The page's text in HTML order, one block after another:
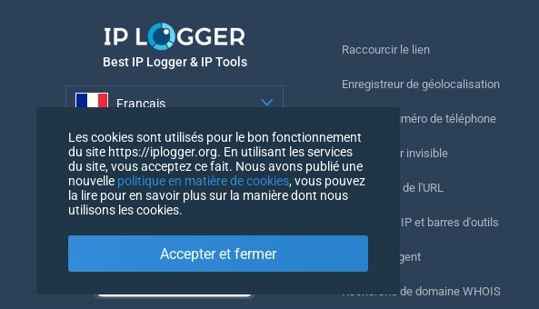
Best IP Logger & IP Tools
Français
Français
Raccourcir le lien
Enregistreur de géolocalisation
Suivre le numéro de téléphone
Enregistreur invisible
Vérification de l'URL
Compteurs IP et barres d'outils
Mon UserAgent
Recherche de domaine WHOIS
Les cookies sont utilisés pour le bon fonctionnement
du site https://iplogger.org. En utilisant les services
du site, vous acceptez ce fait. Nous avons publié une
nouvelle politique en matière de cookies, vous pouvez
la lire pour en savoir plus sur la manière dont nous
utilisons les cookies.
Accepter et fermer